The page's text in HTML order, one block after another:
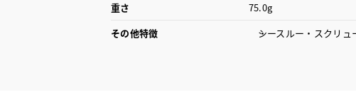
重さ
75.0g
その他特徴
シースルー・スクリュ